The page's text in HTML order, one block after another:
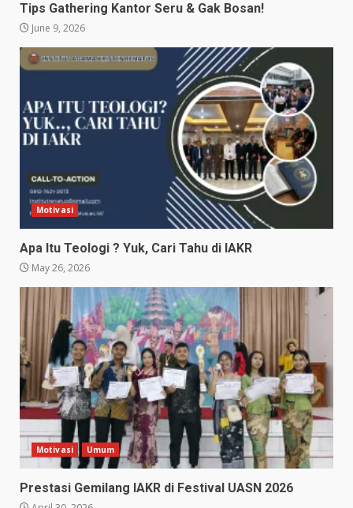
Tips Gathering Kantor Seru & Gak Bosan!
June 9, 2026
Motivasi
Apa Itu Teologi ? Yuk, Cari Tahu di IAKR
May 26, 2026
Motivasi Umum
Prestasi Gemilang IAKR di Festival UASN 2026